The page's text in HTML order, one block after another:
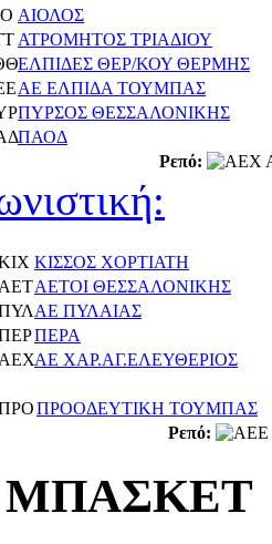
ΑΙΟΛΟΣ
ΑΤΡΟΜΗΤΟΣ ΤΡΙΑΔΙΟΥ
ΕΛΠΙΔΕΣ ΘΕΡ/ΚΟΥ ΘΕΡΜΗΣ
ΑΕ ΕΛΠΙΔΑ ΤΟΥΜΠΑΣ
ΠΥΡΣΟΣ ΘΕΣΣΑΛΟΝΙΚΗΣ
ΠΑΟΔ
Ρεπό:
ΚΙΣΣΟΣ ΧΟΡΤΙΑΤΗ
ΑΕΤΟΙ ΘΕΣΣΑΛΟΝΙΚΗΣ
ΑΕ ΠΥΛΑΙΑΣ
ΠΕΡΑ
ΑΕ ΧΑΡ.ΑΓ.ΕΛΕΥΘΕΡΙΟΣ
ΠΡΟΟΔΕΥΤΙΚΗ ΤΟΥΜΠΑΣ
Ρεπό:
ΜΠΑΣΚΕΤ